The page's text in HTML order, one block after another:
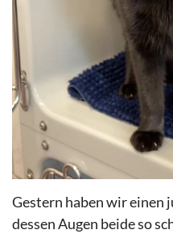
Gestern haben wir einen
dessen Augen beide so